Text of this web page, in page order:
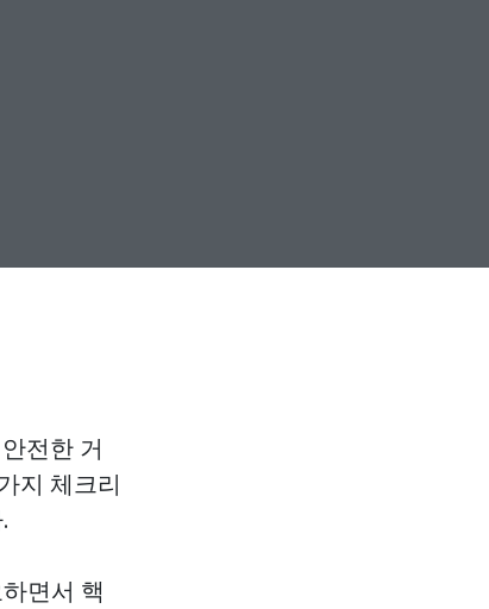
전한 거
지 체크리
면서 핵